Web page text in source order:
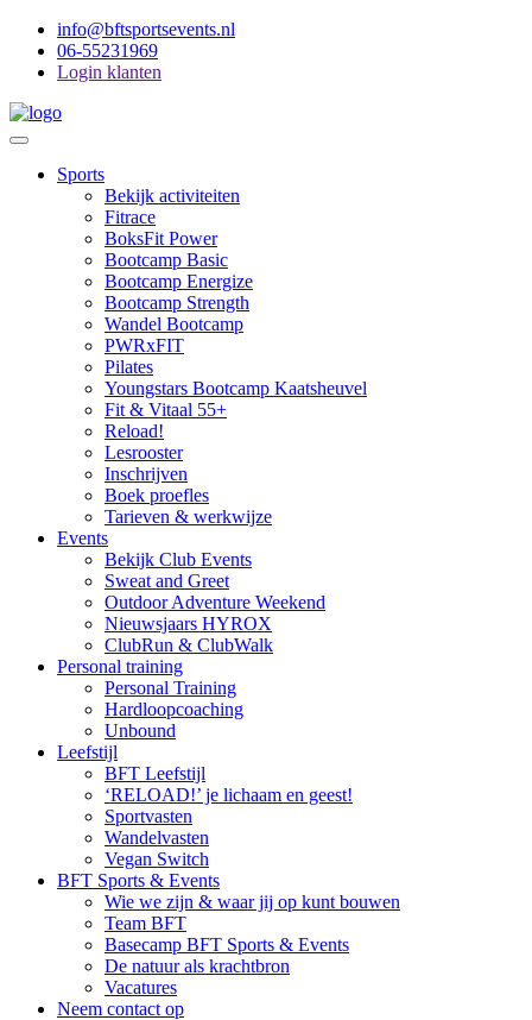
info@bftsportsevents.nl
06-55231969
Login klanten
Toggle
Navigation
Main
Sports
Bekijk activiteiten
Fitrace
BoksFit Power
Bootcamp Basic
Bootcamp Energize
Bootcamp Strength
Wandel Bootcamp
PWRxFIT
Pilates
Youngstars Bootcamp Kaatsheuvel
Fit & Vitaal 55+
Reload!
Lesrooster
Inschrijven
Boek proefles
Tarieven & werkwijze
Events
Bekijk Club Events
Sweat and Greet
Outdoor Adventure Weekend
Nieuwsjaars HYROX
ClubRun & ClubWalk
Personal training
Personal Training
Hardloopcoaching
Unbound
Leefstijl
BFT Leefstijl
‘RELOAD!’ je lichaam en geest!
Sportvasten
Wandelvasten
Vegan Switch
BFT Sports & Events
Wie we zijn & waar jij op kunt bouwen
Team BFT
Basecamp BFT Sports & Events
De natuur als krachtbron
Vacatures
Neem contact op